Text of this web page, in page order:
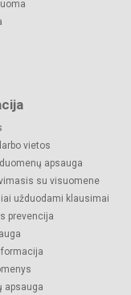
vietos
apsauga
su visuomene
užduodami klausimai
prevencija
apsauga